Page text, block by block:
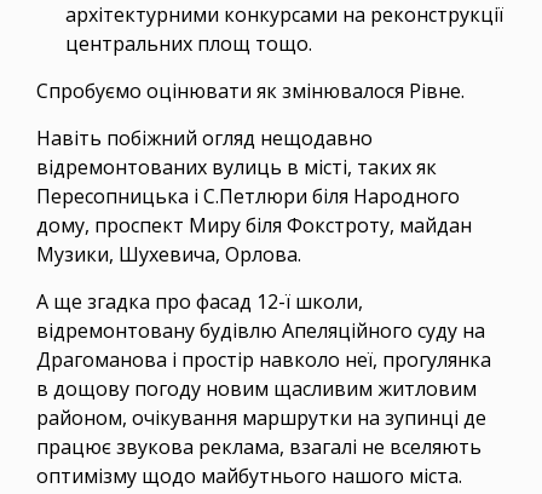
архітектурними конкурсами на реконструкції
центральних площ тощо.
Спробуємо оцінювати як змінювалося Рівне.
Навіть побіжний огляд нещодавно
відремонтованих вулиць в місті, таких як
Пересопницька і С.Петлюри біля Народного
дому, проспект Миру біля Фокстроту, майдан
Музики, Шухевича, Орлова.
А ще згадка про фасад 12-ї школи,
відремонтовану будівлю Апеляційного суду на
Драгоманова і простір навколо неї, прогулянка
в дощову погоду новим щасливим житловим
районом, очікування маршрутки на зупинці де
працює звукова реклама, взагалі не вселяють
оптимізму щодо майбутнього нашого міста.